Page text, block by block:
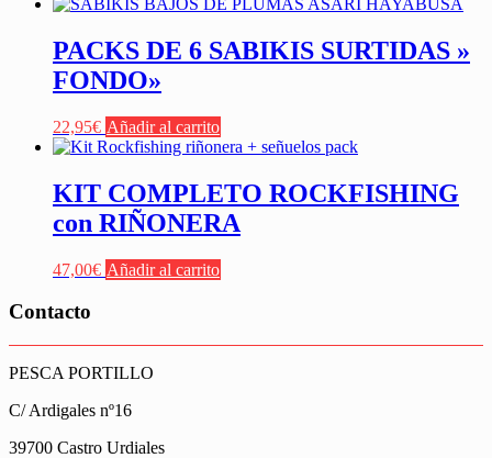
PACKS DE 6 SABIKIS SURTIDAS »
FONDO»
22,95€ Añadir al carrito
KIT COMPLETO ROCKFISHING
con RIÑONERA
47,00€ Añadir al carrito
Contacto
PESCA PORTILLO
C/ Ardigales nº16
39700 Castro Urdiales